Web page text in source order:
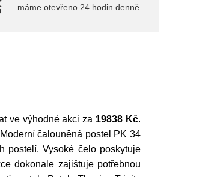
máme otevřeno 24 hodin denně
ve výhodné akci za 19838 Kč.
čalouněná postel PK 34
postelí. Vysoké čelo poskytuje
dokonale zajištuje potřebnou